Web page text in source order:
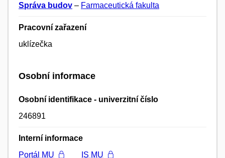
Správa budov – Farmaceutická fakulta
Pracovní zařazení
uklízečka
Osobní informace
Osobní identifikace - univerzitní číslo
246891
Interní informace
Portál MU
IS MU